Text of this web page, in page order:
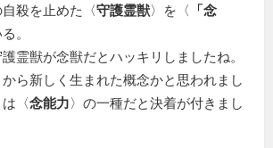
殺を止めた〈守護霊獣〉を〈
念
。
霊獣が念獣だとハッキリしましたね。
から新しく生まれた概念かと思われまし
〈念能力〉の一種だと決着が付きまし